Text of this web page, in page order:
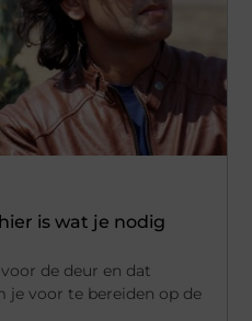
is wat je nodig
de deur en dat
je voor te bereiden op de